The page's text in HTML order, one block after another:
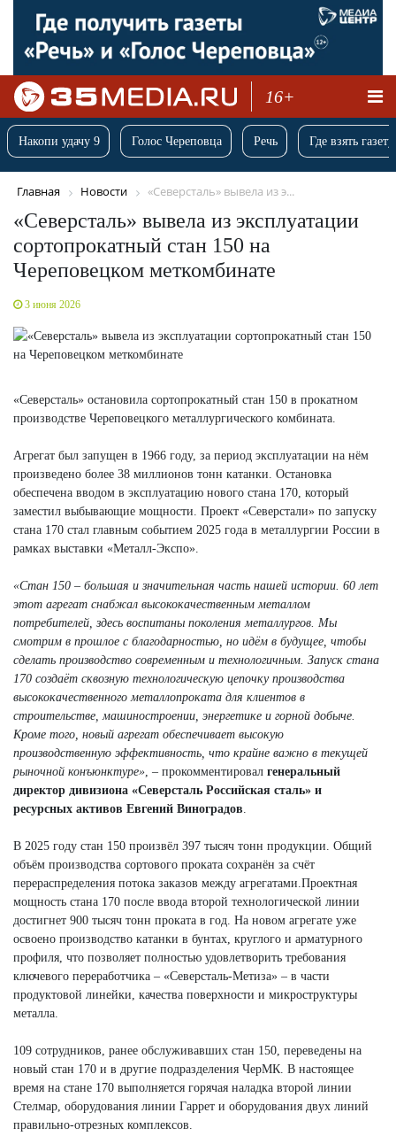
16+
Накопи удачу 9 Голос Череповца Речь Где взять
Главная Новости «Северсталь» вывела из э...
«Северсталь» вывела из эксплуатации
сортопрокатный стан 150 на
Череповецком меткомбинате
3 июня 2026
«Северсталь» остановила сортопрокатный стан 150 в прокатном
производстве Череповецкого металлургического комбината.
Агрегат был запущен в 1966 году, за период эксплуатации на нём
произведено более 38 миллионов тонн катанки. Остановка
обеспечена вводом в эксплуатацию нового стана 170, который
заместил выбывающие мощности. Проект «Северстали» по запуску
стана 170 стал главным событием 2025 года в металлургии России в
рамках выставки «Металл-Экспо».
«Стан 150 – большая и значительная часть нашей истории. 60 лет
этот агрегат снабжал высококачественным металлом
потребителей, здесь воспитаны поколения металлургов. Мы
смотрим в прошлое с благодарностью, но идём в будущее, чтобы
сделать производство современным и технологичным. Запуск стана
170 создаёт сквозную технологическую цепочку производства
высококачественного металлопроката для клиентов в
строительстве, машиностроении, энергетике и горной добыче.
Кроме того, новый агрегат обеспечивает высокую
производственную эффективность, что крайне важно в текущей
рыночной конъюнктуре» , – прокомментировал генеральный
директор дивизиона «Северсталь Российская сталь» и
ресурсных активов Евгений Виноградов
В 2025 году стан 150 произвёл 397 тысяч тонн продукции. Общий
объём производства сортового проката сохранён за счёт
перераспределения потока заказов между агрегатами.Проектная
мощность стана 170 после ввода второй технологической линии
достигнет 900 тысяч тонн проката в год. На новом агрегате уже
освоено производство катанки в бунтах, круглого и арматурного
профиля, что позволяет полностью удовлетворить требования
ключевого переработчика – «Северсталь-Метиза» – в части
продуктовой линейки, качества поверхности и микроструктуры
металла.
109 сотрудников, ранее обслуживавших стан 150, переведены на
новый стан 170 и в другие подразделения ЧерМК. В настоящее
время на стане 170 выполняется горячая наладка второй линии
Стелмар, оборудования линии Гаррет и оборудования двух линий
правильно-отрезных комплексов.